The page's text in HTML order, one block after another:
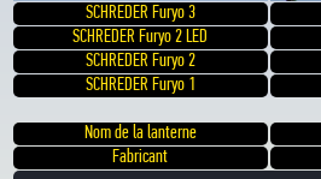
SCHREDER Furyo 3
SCHREDER Furyo 2 LED
SCHREDER Furyo 2
SCHREDER Furyo 1
Nom de la lanterne
Fabricant